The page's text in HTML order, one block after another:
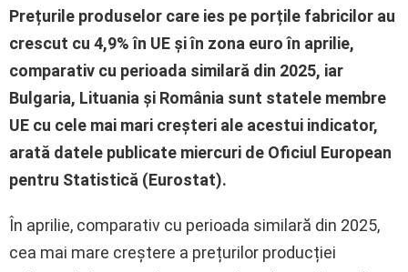
Prețurile produselor care ies pe porțile fabricilor au
crescut cu 4,9% în UE și în zona euro în aprilie,
comparativ cu perioada similară din 2025, iar
Bulgaria, Lituania și România sunt statele membre
UE cu cele mai mari creșteri ale acestui indicator,
arată datele publicate miercuri de Oficiul European
pentru Statistică (Eurostat).
În aprilie, comparativ cu perioada similară din 2025,
cea mai mare creștere a prețurilor producției